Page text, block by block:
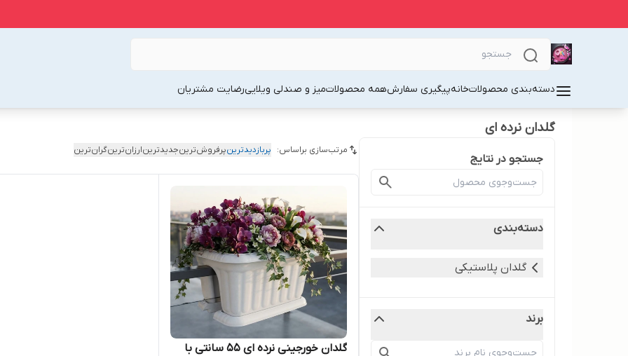
دسته‌بندی محصولاتخانهپیگیری سفارشهمه محصولاتمیز و صندلی ویلاییرضایت مشتریان
گلدان نرده ای
جستجو در نتایج
دسته‌بندی
گلدان پلاستیکی
برند
مرتب‌سازی براساس: پربازدیدترینپرفروش‌ترینجدیدترینارزان‌ترینگران‌ترین
گلدان خورجینی نرده ای ۵۵ سانتی با